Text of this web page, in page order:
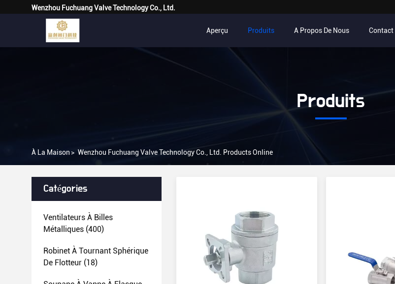
Wenzhou Fuchuang Valve Technology Co., Ltd.
Aperçu Produits A Propos De Nous Contact
Produits
À La Maison > Wenzhou Fuchuang Valve Technology Co., Ltd. Products Online
Catégories
Ventilateurs À Billes
Métalliques (400)
Robinet À Tournant Sphérique
De Flotteur (18)